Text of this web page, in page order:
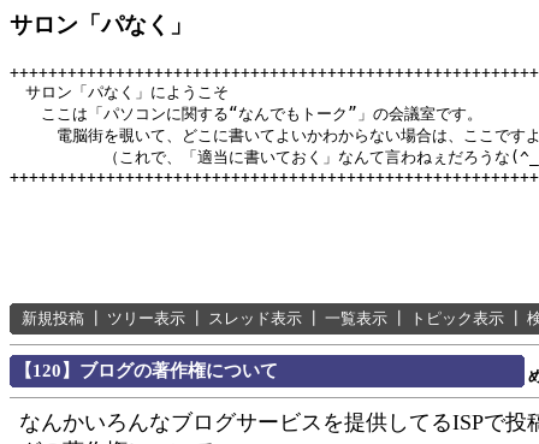
サロン「パなく」
サロン「パなく」にようこそ
ここは「パソコンに関する“なんでもトーク”」の会議室です。
電脳街を覗いて、どこに書いてよいかわからない場合は、ここです
（これで、「適当に書いておく」なんて言わねぇだろうな
新規投稿 ツリー表示 スレッド表示 一覧表示 トピック表示
【120】ブログの著作権について
なんかいろんなブログサービスを提供してるISPで投